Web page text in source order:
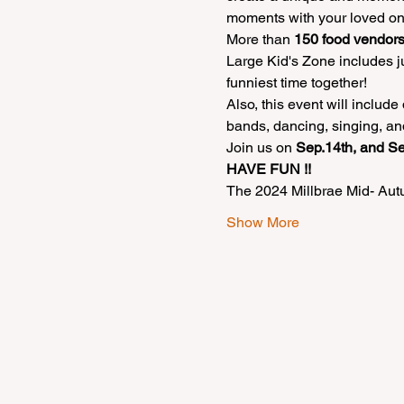
moments with your loved
More than 150 food
Large Kid's Zone includes
funniest time together!
Also, this event will
bands, dancing, singing,
Join us on Sep.14th, and
HAVE FUN !!
The 2024 Millbrae Mid-
Show More